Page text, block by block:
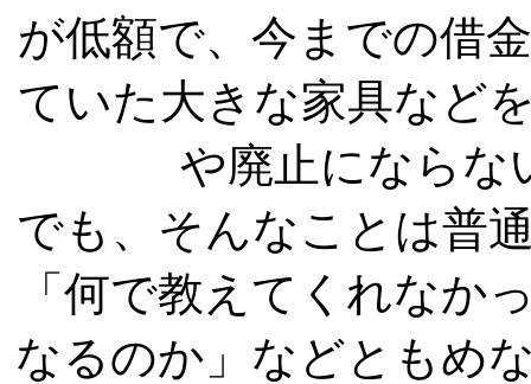
が低額で、今までの借
ていた大きな家具など
や廃止にならな
でも、そんなことは普
「何で教えてくれなか
なるのか」などともめ